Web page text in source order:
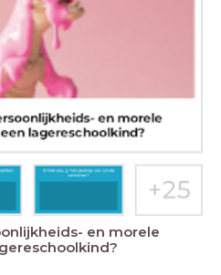
en morele